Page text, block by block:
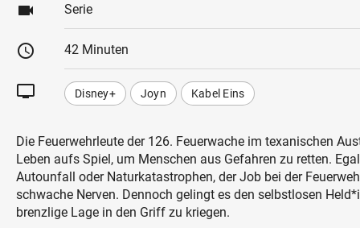
videocam Serie
schedule 42 Minuten
tv Disney+ Joyn Kabel Eins
Die Feuerwehrleute der 126. Feuerwache im texanischen
Leben aufs Spiel, um Menschen aus Gefahren zu retten.
Autounfall oder Naturkatastrophen, der Job bei der
schwache Nerven. Dennoch gelingt es den selbstlosen
brenzlige Lage in den Griff zu kriegen.